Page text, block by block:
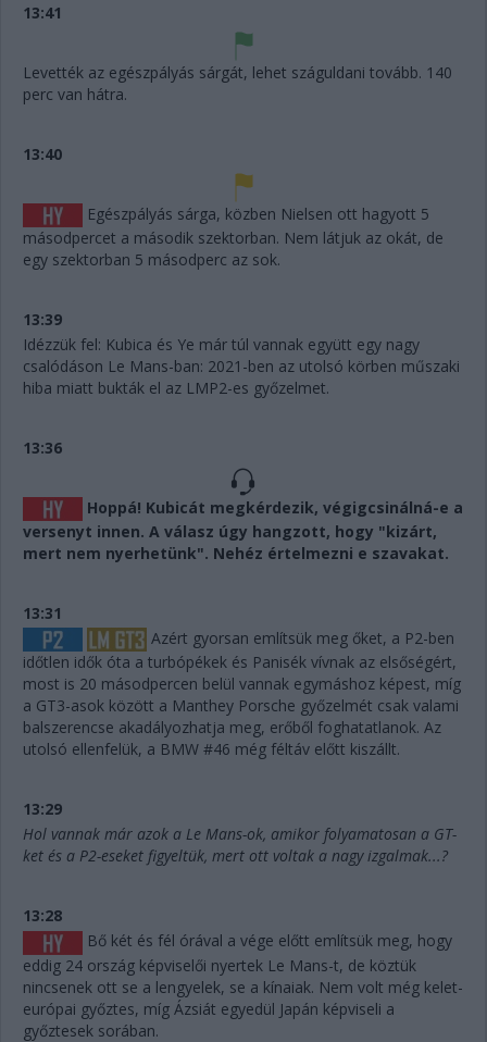
13:41
Levették az egészpályás sárgát, lehet száguldani tovább. 140
perc van hátra.
13:40
Egészpályás sárga, közben Nielsen ott hagyott 5
másodpercet a második szektorban. Nem látjuk az okát, de
egy szektorban 5 másodperc az sok.
13:39
Idézzük fel: Kubica és Ye már túl vannak együtt egy nagy
csalódáson Le Mans-ban: 2021-ben az utolsó körben műszaki
hiba miatt bukták el az LMP2-es győzelmet.
13:36
Hoppá! Kubicát megkérdezik, végigcsinálná-e a
versenyt innen. A válasz úgy hangzott, hogy "kizárt,
mert nem nyerhetünk". Nehéz értelmezni e szavakat.
13:31
Azért gyorsan említsük meg őket, a P2-ben
időtlen idők óta a turbópékek és Panisék vívnak az elsőségért,
most is 20 másodpercen belül vannak egymáshoz képest, míg
a GT3-asok között a Manthey Porsche győzelmét csak valami
balszerencse akadályozhatja meg, erőből foghatatlanok. Az
utolsó ellenfelük, a BMW #46 még féltáv előtt kiszállt.
13:29
Hol vannak már azok a Le Mans-ok, amikor folyamatosan a GT-
ket és a P2-eseket figyeltük, mert ott voltak a nagy izgalmak...?
13:28
Bő két és fél órával a vége előtt említsük meg, hogy
eddig 24 ország képviselői nyertek Le Mans-t, de köztük
nincsenek ott se a lengyelek, se a kínaiak. Nem volt még kelet-
európai győztes, míg Ázsiát egyedül Japán képviseli a
győztesek sorában.